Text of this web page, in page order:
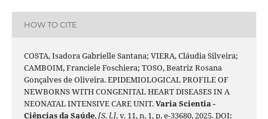
HOW TO CITE
COSTA, Isadora Gabrielle Santana; VIERA, Cláudia Silveira;
CAMBOIM, Franciele Foschiera; TOSO, Beatriz Rosana
Gonçalves de Oliveira. EPIDEMIOLOGICAL PROFILE OF
NEWBORNS WITH CONGENITAL HEART DISEASES IN A
NEONATAL INTENSIVE CARE UNIT.Varia Scientia -
Ciências da Saúde,[S. l.], v. 11, n. 1, p. e-33680, 2025. DOI: